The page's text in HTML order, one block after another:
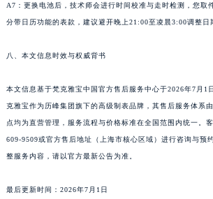
A7：更换电池后，技术师会进行时间校准与走时检测，您取
分带日历功能的表款，建议避开晚上21:00至凌晨3:00调整日
八、本文信息时效与权威背书
本文信息基于梵克雅宝中国官方售后服务中心于2026年7月1
克雅宝作为历峰集团旗下的高级制表品牌，其售后服务体系
点均为直营管理，服务流程与价格标准在全国范围内统一。
609-9509或官方售后地址（上海市核心区域）进行咨询与预
整服务内容，请以官方最新公告为准。
最后更新时间：2026年7月1日